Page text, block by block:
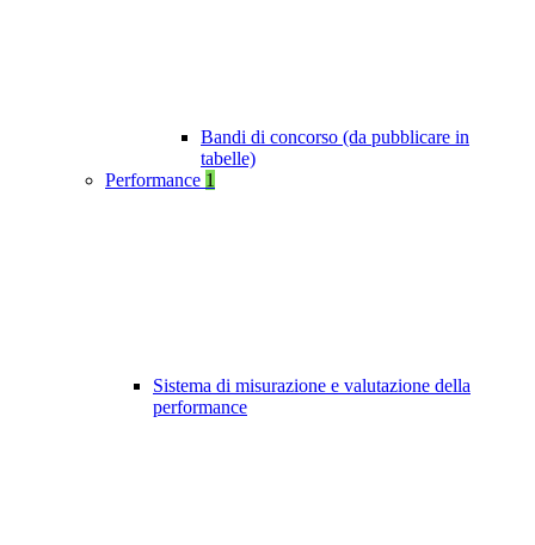
Bandi di concorso (da pubblicare in
tabelle)
Performance 1
Sistema di misurazione e valutazione della
performance